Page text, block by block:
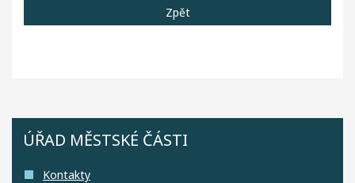
Zpět
ÚŘAD MĚSTSKÉ ČÁSTI
Kontakty